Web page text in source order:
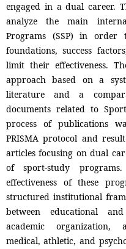
engaged in a dual career.
analyze the main
Programs (SSP) in
foundations, success
limit their effectiveness.
approach based on a
literature and a
documents related to
process of publications
PRISMA protocol and
articles focusing on dual
of sport-study
effectiveness of these
structured institutional
between educational
academic organization,
medical, athletic, and